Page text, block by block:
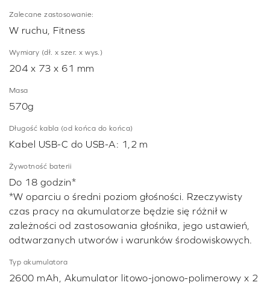
Zalecane zastosowanie:
W ruchu, Fitness
Wymiary (dł. x szer. x wys.)
204 x 73 x 61 mm
Masa
570g
Długość kabla (od końca do końca)
Kabel USB-C do USB-A: 1,2 m
Żywotność baterii
Do 18 godzin*
*W oparciu o średni poziom głośności. Rzeczywisty
czas pracy na akumulatorze będzie się różnił w
zależności od zastosowania głośnika, jego ustawień,
odtwarzanych utworów i warunków środowiskowych.
Typ akumulatora
2600 mAh, Akumulator litowo-jonowo-polimerowy x 2